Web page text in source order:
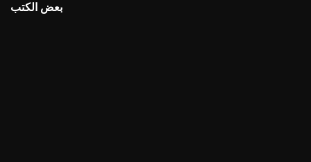
بعض الكتب